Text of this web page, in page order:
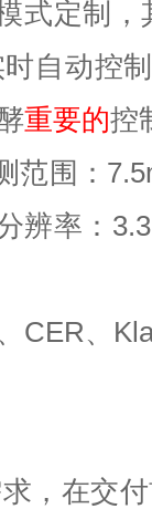
式定制，
自动控
重要的控
范围：
辨率：
、 CER、
，在交